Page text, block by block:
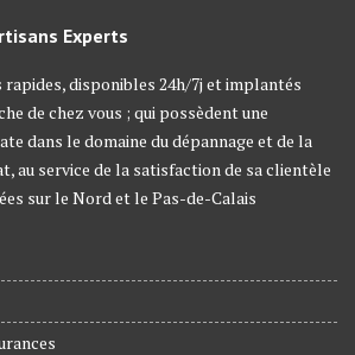
Experts
rapides, disponibles 24h/7j et implantés
de chez vous ; qui possèdent une
dans le domaine du dépannage et de la
au service de la satisfaction de sa clientèle
sur le Nord et le Pas-de-Calais